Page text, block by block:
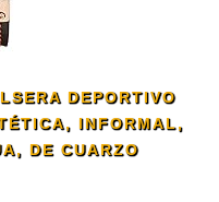
DEPORTIVO
INFORMAL,
DE CUARZO